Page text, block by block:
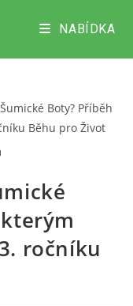
NABÍDKA
ročníku